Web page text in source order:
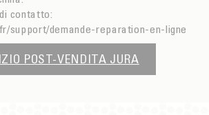
contatto:
support/demande-reparation-en-ligne
POST-VENDITA JURA